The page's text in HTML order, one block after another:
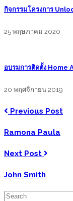
กิจกรรมโครงการ
25 พฤษภาคม 2020
อบรมการติดตั้ง Home
20 พฤศจิกายน 2019
Previous Post
Ramona Paula
Next Post
John Smith